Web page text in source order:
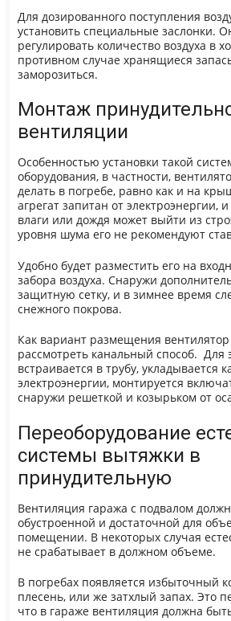
Для дозированного поступления
установить специальные заслонки.
регулировать количество воздуха в
противном случае хранящиеся
заморозиться.
Монтаж
вентиляции
Особенностью установки такой
оборудования, в частности,
делать в погребе, равно как и на
агрегат запитан от электроэнергии,
влаги или дождя может выйти из
уровня шума его не рекомендуют
Удобно будет разместить его на
забора воздуха. Снаружи
защитную сетку, и в зимнее время
снежного покрова.
Как вариант размещения
рассмотреть канальный способ. Для
встраивается в трубу, укладывается
электроэнергии, монтируется
снаружи решеткой и козырьком от
Переоборудование
системы вытяжки в
принудительную
Вентиляция гаража с подвалом
обустроенной и достаточной для
помещении. В некоторых случая
не срабатывает в должном объеме.
В погребах появляется избыточный
плесень, или же затхлый запах. Это
что в гараже вентиляция должна